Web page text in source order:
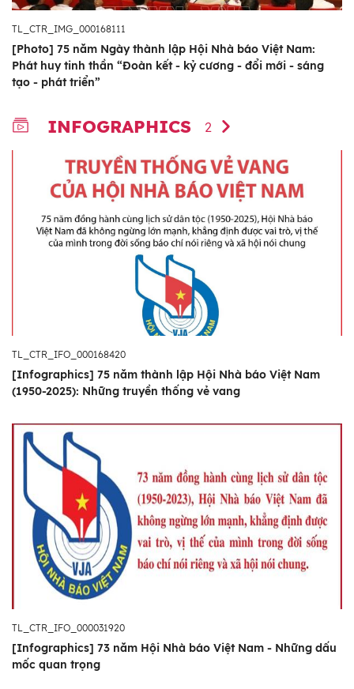
TL_CTR_IMG_000168111
[Photo] 75 năm Ngày thành lập Hội Nhà báo Việt Nam:
Phát huy tinh thần “Đoàn kết - kỷ cương - đổi mới - sáng
tạo - phát triển”
INFOGRAPHICS 2
TL_CTR_IFO_000168420
[Infographics] 75 năm thành lập Hội Nhà báo Việt Nam
(1950-2025): Những truyền thống vẻ vang
TL_CTR_IFO_000031920
[Infographics] 73 năm Hội Nhà báo Việt Nam - Những dấu
mốc quan trọng